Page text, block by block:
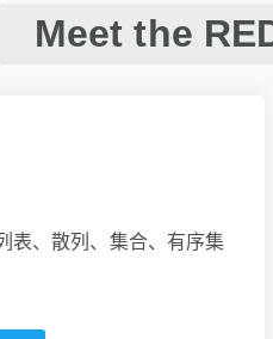
Meet the
、散列、集合、有序集